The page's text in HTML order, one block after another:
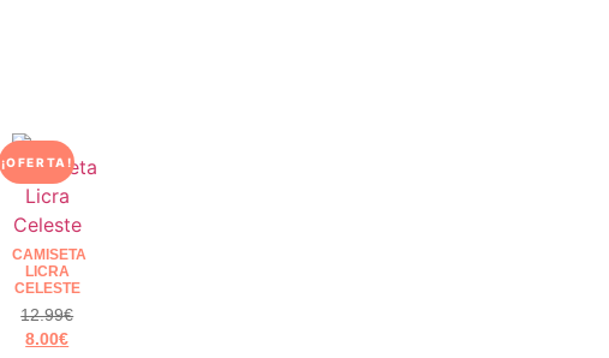
¡OFERTA!
CAMISETA
LICRA
CELESTE
12.99€
8.00€